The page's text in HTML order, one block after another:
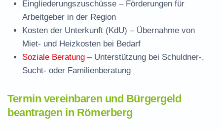
Eingliederungszuschüsse – Förderungen für
Arbeitgeber in der Region
Kosten der Unterkunft (KdU) – Übernahme von
Miet- und Heizkosten bei Bedarf
Soziale Beratung – Unterstützung bei Schuldner-,
Sucht- oder Familienberatung
Termin vereinbaren und Bürgergeld
beantragen in Römerberg